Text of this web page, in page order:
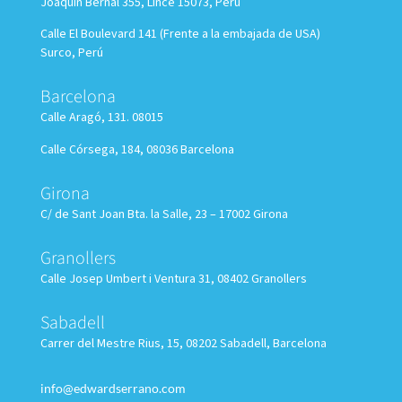
Calle El Boulevard 141 (Frente a la embajada de USA)
Surco, Perú
Barcelona
Calle Aragó, 131. 08015
Calle Córsega, 184, 08036 Barcelona
Girona
C/ de Sant Joan Bta. la Salle, 23 – 17002 Girona
Granollers
Calle Josep Umbert i Ventura 31, 08402 Granollers
Sabadell
Carrer del Mestre Rius, 15, 08202 Sabadell, Barcelona
info@edwardserrano.com